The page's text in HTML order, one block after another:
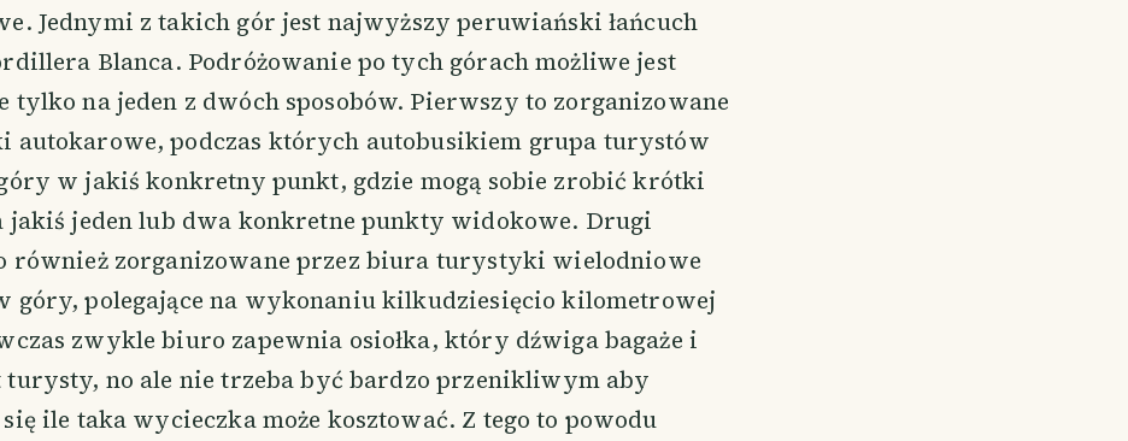
Jednymi z takich gór jest najwyższy peruwiański łańcuch
Blanca. Podróżowanie po tych górach możliwe jest
tylko na jeden z dwóch sposobów. Pierwszy to zorganizowane
autokarowe, podczas których autobusikiem grupa turystów
w jakiś konkretny punkt, gdzie mogą sobie zrobić krótki
jakiś jeden lub dwa konkretne punkty widokowe. Drugi
również zorganizowane przez biura turystyki wielodniowe
góry, polegające na wykonaniu kilkudziesięcio kilometrowej
zwykle biuro zapewnia osiołka, który dźwiga bagaże i
no ale nie trzeba być bardzo przenikliwym aby
ile taka wycieczka może kosztować. Z tego to powodu